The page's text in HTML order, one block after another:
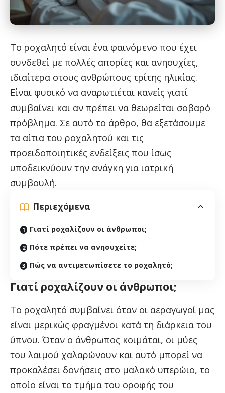
Το ροχαλητό είναι ένα φαινόμενο που έχει
συνδεθεί με πολλές απορίες και ανησυχίες,
ιδιαίτερα στους ανθρώπους τρίτης ηλικίας.
Είναι φυσικό να αναρωτιέται κανείς γιατί
συμβαίνει και αν πρέπει να θεωρείται σοβαρό
πρόβλημα. Σε αυτό το άρθρο, θα εξετάσουμε
τα αίτια του ροχαλητού και τις
προειδοποιητικές ενδείξεις που ίσως
υποδεικνύουν την ανάγκη για ιατρική
συμβουλή.
Περιεχόμενα
Γιατί ροχαλίζουν οι άνθρωποι;
Πότε πρέπει να ανησυχείτε;
Πώς να αντιμετωπίσετε το ροχαλητό;
Γιατί ροχαλίζουν οι άνθρωποι;
Το ροχαλητό συμβαίνει όταν οι αεραγωγοί μας
είναι μερικώς φραγμένοι κατά τη διάρκεια του
ύπνου. Όταν ο άνθρωπος κοιμάται, οι μύες
του λαιμού χαλαρώνουν και αυτό μπορεί να
προκαλέσει δονήσεις στο μαλακό υπερώιο, το
οποίο είναι το τμήμα του οροφής του